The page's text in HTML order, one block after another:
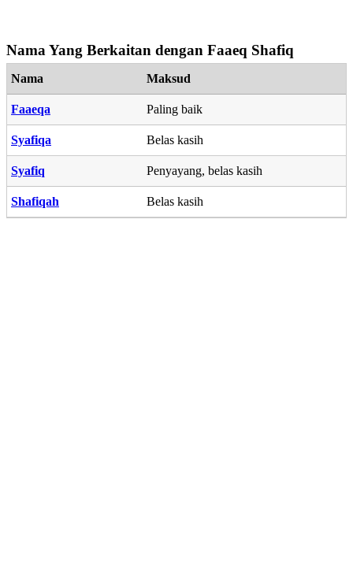
Nama Yang Berkaitan dengan Faaeq Shafiq
Nama Maksud
Faaeqa Paling baik
Syafiqa Belas kasih
Syafiq Penyayang, belas kasih
Shafiqah Belas kasih